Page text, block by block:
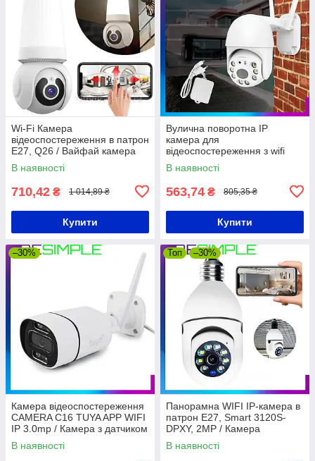
Wi-Fi Камера
відеоспостереження в патрон
E27, Q26 / Вайфай камера
спостереження /
Відеокамера для дому
В наявності
710,42 ₴ 1 014,89 ₴
Купити
Вулична поворотна IP
камера для
відеоспостереження з wifi
CAMERA CAM 6 / Камера
відеоспостереження вулична
В наявності
563,74 ₴ 805,35 ₴
Купити
–30%
Камера відеоспостереження
CAMERA C16 TUYA APP WIFI
IP 3.0mp / Камера з датчиком
руху
В наявності
Топ –30%
Панорамна WIFI IP-камера в
патрон Е27, Smart 3120S-
DPXY, 2MP / Камера
відеоспостереження з
датчиком руху
В наявності